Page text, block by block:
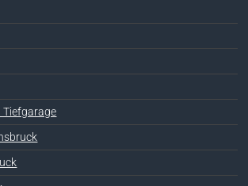
Tiefgarage